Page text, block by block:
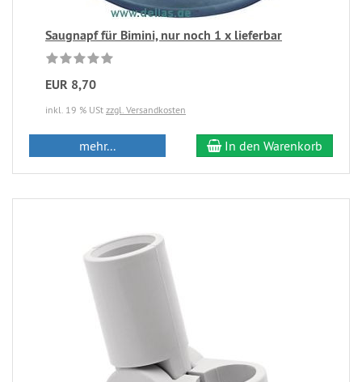
Saugnapf für Bimini, nur noch 1 x lieferbar
EUR 8,70
inkl. 19 % USt zzgl. Versandkosten
mehr... In den Warenkorb